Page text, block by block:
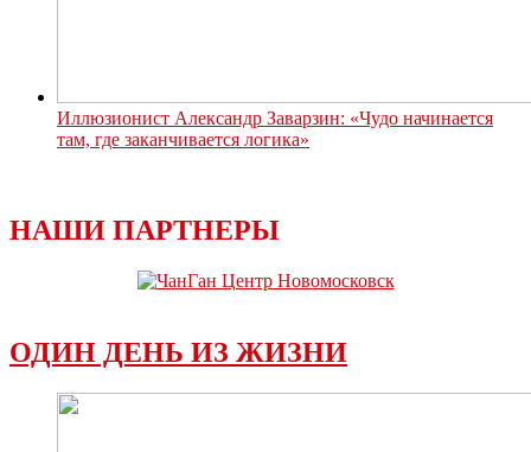
Иллюзионист Александр Заварзин: «Чудо начинается
там, где заканчивается логика»
НАШИ ПАРТНЕРЫ
ОДИН ДЕНЬ ИЗ ЖИЗНИ